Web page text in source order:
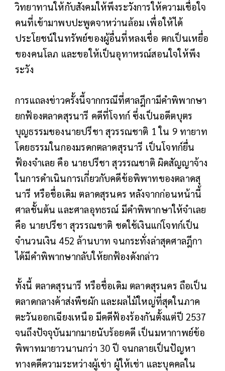
วิทยาทานให้กับสังคมให้พึงระวังการให้ความเชื่อใจ
คนที่เข้ามาพบปะพูดจาหว่านล้อม เพื่อให้ได้
ประโยชน์ในทรัพย์ของผู้อื่นที่หลงเชื่อ ตกเป็นเหยื่อ
ของคนโลภ และขอให้เป็นอุทาหรณ์สอนใจให้พึง
ระวัง
การแถลงข่าวครั้งนี้จากกรณีที่ศาลฎีกามีคำพิพากษา
ยกฟ้องตลาดสุรนารี คดีที่โจทก์ ซึ่งเป็นอดีตบุตร
บุญธรรมของนายปรีชา สุวรรณชาติ 1 ใน 9 ทายาท
โดยธรรมในกองมรดกตลาดสุรนารี เป็นโจทก์ยื่น
ฟ้องจำเลย คือ นายปรีชา สุวรรณชาติ ผิดสัญญาจ้าง
ในการดำเนินการเกี่ยวกับคดีข้อพิพาทของตลาดสุ
นารี หรือชื่อเดิม ตลาดสุรนคร หลังจากก่อนหน้านี้
ศาลชั้นต้น และศาลอุทธรณ์ มีคำพิพากษาให้จำเลย
คือ นายปรีชา สุวรรณชาติ ชดใช้เงินแก่โจทก์เป็น
จำนวนเงิน 452 ล้านบาท จนกระทั่งล่าสุดศาลฎีกา
ได้มีคำพิพากษากลับให้ยกฟ้องดังกล่าว
ทั้งนี้ ตลาดสุรนารี หรือชื่อเดิม ตลาดสุรนคร ถือเป็น
ตลาดกลางค้าส่งพืชผัก และผลไม้ใหญ่ที่สุดในภาค
ตะวันออกเฉียงเหนือ มีคดีฟ้องร้องกันตั้งแต่ปี 2537
จนถึงปัจจุบันมากมายนับร้อยคดี เป็นมหากาพย์ข้อ
พิพาทมายาวนานกว่า 30 ปี จนกลายเป็นปัญหา
ทางคดีความระหว่างผู้เช่า ผู้ให้เช่า และบุคคลใน